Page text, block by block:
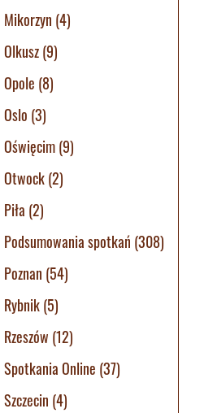
Mikorzyn (4)
Olkusz(9)
Opole (8)
Oslo (3)
Oświęcim(9)
Otwock(2)
Piła (2)
Podsumowania spotkań (308)
Poznan (54)
Rybnik(5)
Rzeszów (12)
Spotkania Online (37)
Szczecin (4)